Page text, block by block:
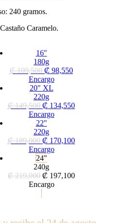
240 gramos.
Caramelo.
16"
180g
₡109,500 ₡ 98,550
Encargo
20" XL
220g
₡149,500 ₡ 134,550
Encargo
22"
220g
₡189,000 ₡ 170,100
Encargo
24"
240g
₡219,000 ₡ 197,100
Encargo